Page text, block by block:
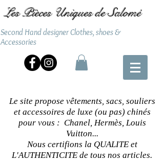
Les Pièces Uniques de Salomé
Second Hand designer Clothes, shoes &
Accessories
Le site propose vêtements, sacs, souliers
et accessoires de luxe (ou pas) chinés
pour vous : Chanel, Hermès, Louis
Vuitton...
Nous certifions la QUALITE et
L'AUTHENTICITE de tous nos articles.